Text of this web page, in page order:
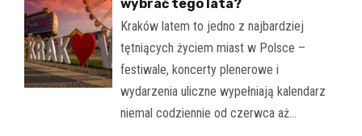
wybrać tego lata?
Kraków latem to jedno z najbardziej
tętniących życiem miast w Polsce –
festiwale, koncerty plenerowe i
wydarzenia uliczne wypełniają kalendarz
niemal codziennie od czerwca aż…